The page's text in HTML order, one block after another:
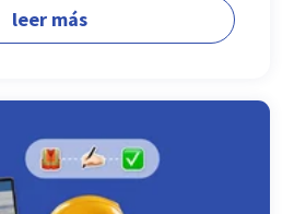
leer más